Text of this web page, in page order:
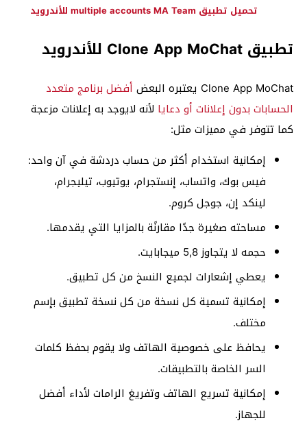
تحميل تطبيق multiple accounts MA Team للأندرويد
تطبيق Clone App MoChat للأندرويد
Clone App MoChat يعتبره البعض
أفضل برنامج متعدد
الحسابات بدون إعلانات أو دعايا لأنه لايوجد به إعلانات مزعجة
كما تتوفر في مميزات مثل:
إمكانية استخدام أكثر من حساب دردشة في آن واحد:
فيس بوك، واتساب، إنستجرام، يوتيوب، تيليجرام،
لينكد إن، جوجل كروم.
مساحته صغيرة جدًا مقارنًة بالمزايا التي يقدمها.
حجمه لا يتجاوز 5,8 ميجابايت.
يعطي إشعارات لجميع النسخ من كل تطبيق.
إمكانية تسمية كل نسخة من كل نسخة تطبيق بإسم
مختلف.
يحافظ على خصوصية الهاتف ولا يقوم بحفظ كلمات
السر الخاصة بالتطبيقات.
إمكانية تسريع الهاتف وتفريغ الرامات لأداء أفضل
للجهاز.